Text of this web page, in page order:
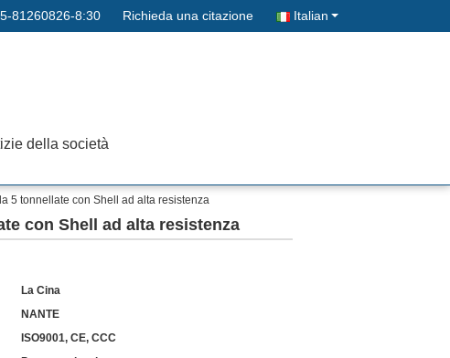
81260826-8:30 Richieda una citazione Italian
della società
5 tonnellate con Shell ad alta resistenza
con Shell ad alta resistenza
La Cina
NANTE
ISO9001, CE, CCC